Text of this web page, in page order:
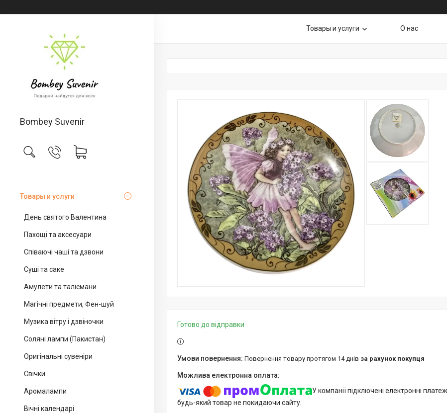
Bombey Suvenir
Товары и услуги
День святого Валентина
Пахощі та аксесуари
Співаючі чаші та дзвони
Суші та саке
Амулети та талісмани
Магічні предмети, Фен-шуй
Музика вітру і дзвіночки
Соляні лампи (Пакистан)
Оригінальні сувеніри
Свічки
Аромалампи
Вічні календарі
Товары и услуги О нас
Готово до відправки
повернення товару протягом 14 днів за рахунок покупця
У компанії підключені електронні
будь-який товар не покидаючи сайту.